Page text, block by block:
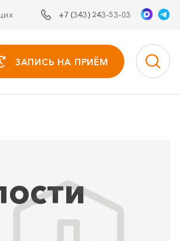
+7 (343) 243-53-03
ЗАПИСЬ НА ПРИЁМ